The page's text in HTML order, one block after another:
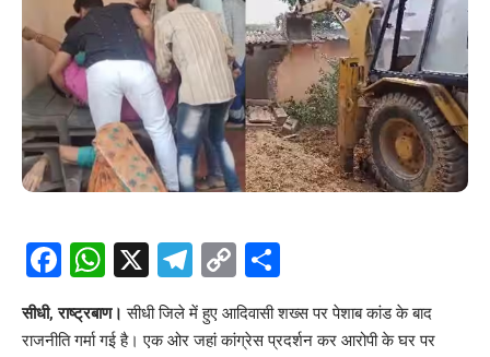
Facebook
WhatsApp
X Telegram
Copy
Link
सीधी, राष्ट्रबाण।सीधी जिले में हुए आदिवासी शख्स पर पेशाब कांड के बाद
राजनीति गर्मा गई है। एक ओर जहां कांग्रेस प्रदर्शन कर आरोपी के घर पर